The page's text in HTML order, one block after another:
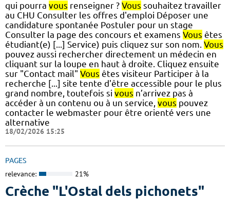
qui pourra vous renseigner ? Vous souhaitez travailler
au CHU Consulter les offres d'emploi Déposer une
candidature spontanée Postuler pour un stage
Consulter la page des concours et examens Vous êtes
étudiant(e) [...] Service) puis cliquez sur son nom. Vous
pouvez aussi rechercher directement un médecin en
cliquant sur la loupe en haut à droite. Cliquez ensuite
sur "Contact mail" Vous êtes visiteur Participer à la
recherche [...] site tente d'être accessible pour le plus
grand nombre, toutefois si vous n’arrivez pas à
accéder à un contenu ou à un service, vous pouvez
contacter le webmaster pour être orienté vers une
alternative
18/02/2026 15:25
PAGES
relevance: 21%
Crèche "L'Ostal dels pichonets"